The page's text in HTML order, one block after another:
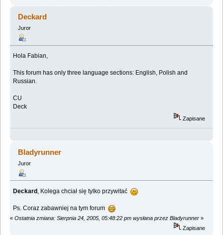
Deckard
Juror
Hola Fabian,
This forum has only three language sections: English, Polish and
Russian.
CU
Deck
Zapisane
Bladyrunner
Juror
Deckard , Kolega chciał się tylko przywitać
Ps. Coraz zabawniej na tym forum
« Ostatnia zmiana: Sierpnia 24, 2005, 05:48:22 pm wysłana przez Bladyrunner »
Zapisane